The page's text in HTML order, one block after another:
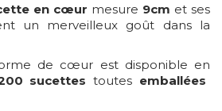
en cœur mesure 9cm et ses
un merveilleux goût dans la
de cœur est disponible en
sucettestoutes emballées